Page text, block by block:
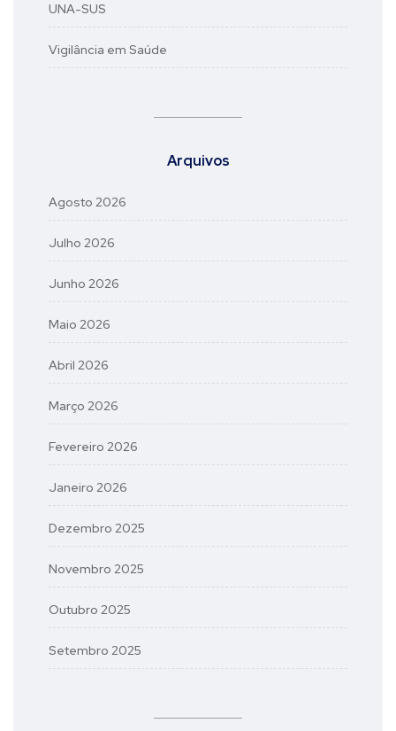
UNA-SUS
Vigilância em Saúde
Arquivos
Agosto 2026
Julho 2026
Junho 2026
Maio 2026
Abril 2026
Março 2026
Fevereiro 2026
Janeiro 2026
Dezembro 2025
Novembro 2025
Outubro 2025
Setembro 2025